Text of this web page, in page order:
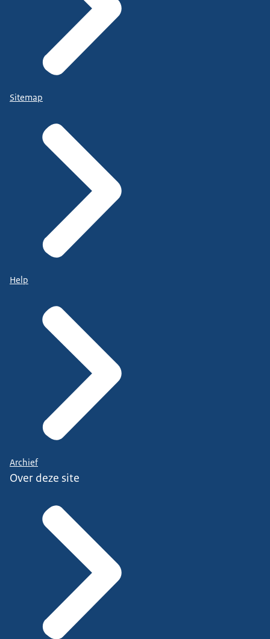
Sitemap
Help
Archief
Over deze site